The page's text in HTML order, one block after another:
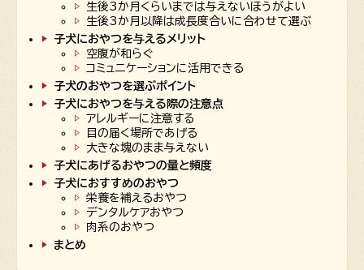
生後3か月くらいまでは与えないほうがよい
生後3か月以降は成長度合いに合わせて選ぶ
子犬におやつを与えるメリット
空腹が和らぐ
コミュニケーションに活用できる
子犬のおやつを選ぶポイント
子犬におやつを与える際の注意点
アレルギーに注意する
目の届く場所であげる
大きな塊のまま与えない
子犬にあげるおやつの量と頻度
子犬におすすめのおやつ
栄養を補えるおやつ
デンタルケアおやつ
肉系のおやつ
まとめ